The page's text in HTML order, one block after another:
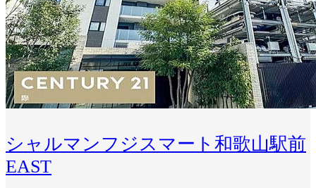
シャルマンフジスマート和歌山駅前
EAST